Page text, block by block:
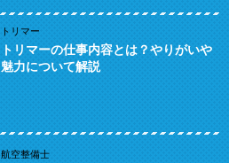
トリマー
トリマーの仕事内容とは？やりがいや
魅力について解説
航空整備士